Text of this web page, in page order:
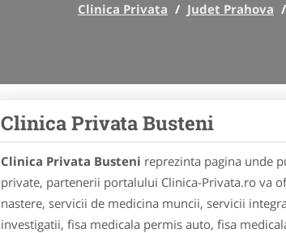
Clinica Privata / Judet Prahova /
Clinica Privata Busteni
Clinica Privata Busteni reprezinta pagina unde
private, partenerii portalului Clinica-Privata.ro va
nastere, servicii de medicina muncii, servicii
investigatii, fisa medicala permis auto, fisa